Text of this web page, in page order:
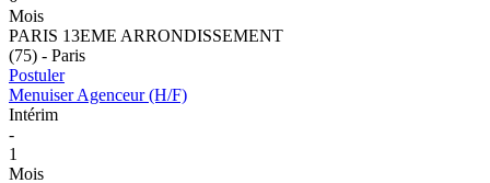
Mois
PARIS 13EME ARRONDISSEMENT
(75) - Paris
Postuler
Menuiser Agenceur (H/F)
Intérim
-
1
Mois